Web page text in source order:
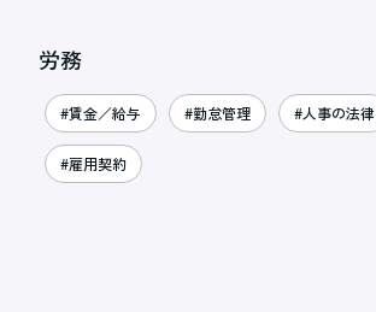
労務
#賃金／給与 #勤怠管理 #人事の法律
#雇用契約